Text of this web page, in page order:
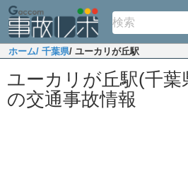
ホーム/ 千葉県/ ユーカリが丘駅
ユーカリが丘駅(千葉
の交通事故情報